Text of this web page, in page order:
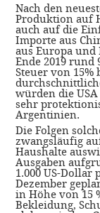
Nach den
Produktion auf
auch auf die
Importe aus
aus Europa und
Ende 2019
Steuer von
würden die
sehr
Argentinien.
Die Folgen
zwangsläufig
Haushalte
Ausgaben
1.000 US-Dollar
Dezember
in Höhe von 15
Bekleidung,